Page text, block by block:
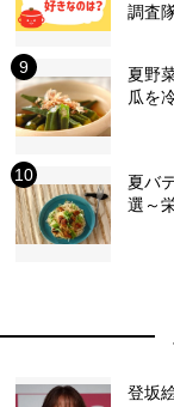
調査
夏野
瓜を
夏バ
選～
登坂